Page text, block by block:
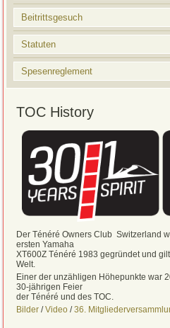
Beitrittsgesuch
Statuten
Spesenreglement
TOC History
Der Ténéré Owners Club Switzerland
ersten Yamaha
XT600Z Ténéré 1983 gegründet und
Welt.
Einer der unzähligen Höhepunkte war
30-jährigen Feier
der Ténéré und des TOC.
Bilder / Video /36.